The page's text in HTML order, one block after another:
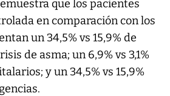
que los pacientes
en comparación con los
un 34,5% vs 15,9% de
de asma; un 6,9% vs 3,1%
y un 34,5% vs 15,9%